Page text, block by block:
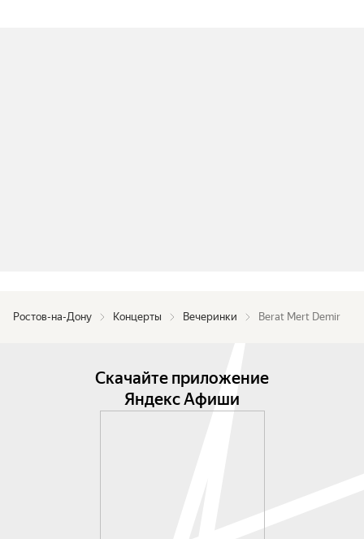
Ростов-на-Дону Концерты Вечеринки Berat Mert Demir
Скачайте приложение
Яндекс Афиши